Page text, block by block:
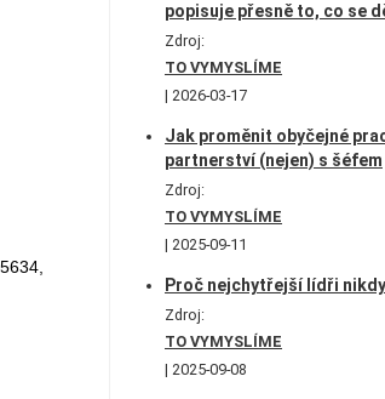
popisuje přesně to, co se
Zdroj:
TO VYMYSLÍME
2026-03-17
Jak proměnit obyčejné
partnerství (nejen) s šéfem
Zdroj:
TO VYMYSLÍME
2025-09-11
Proč nejchytřejší lídři
Zdroj:
TO VYMYSLÍME
2025-09-08